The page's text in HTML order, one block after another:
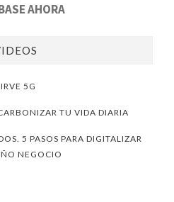
AHORA
5G
TU VIDA DIARIA
5 PASOS PARA DIGITALIZAR
NEGOCIO